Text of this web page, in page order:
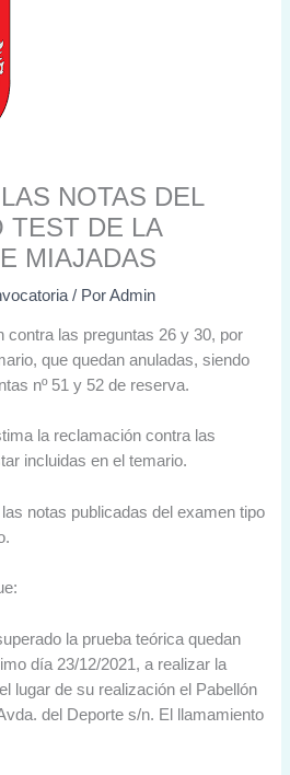
NOTAS DEL
TEST DE LA
MIAJADAS
/ PorAdmin
contra las preguntas 26 y 30, por
que quedan anuladas, siendo
nº 51 y 52 de reserva.
la reclamación contra las
incluidas en el temario.
notas publicadas del examen tipo
la prueba teórica quedan
día 23/12/2021, a realizar la
lugar de su realización el Pabellón
del Deporte s/n. El llamamiento